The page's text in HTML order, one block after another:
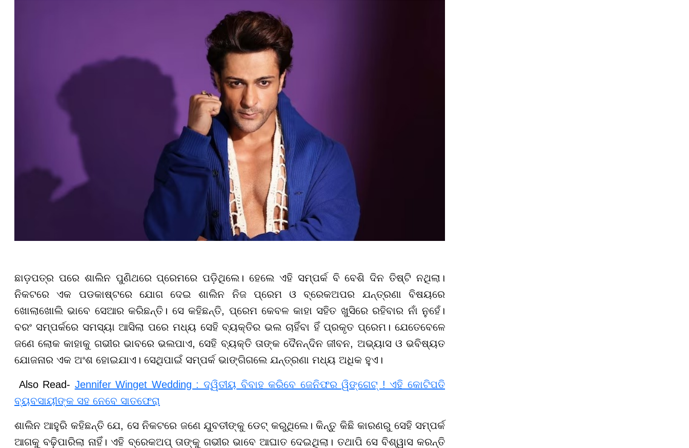
ଛାଡ଼ପତ୍ର ପରେ ଶାଲିନ ପୁଣିଥରେ ପ୍ରେମରେ ପଡ଼ିଥିଲେ। ହେଲେ ଏହି ସମ୍ପର୍କ ବି ବେଶି ଦିନ ତିଷ୍ଟି ନଥିଲା।
ନିକଟରେ ଏକ ପଡକାଷ୍ଟରେ ଯୋଗ ଦେଇ ଶାଲିନ ନିଜ ପ୍ରେମ ଓ ବ୍ରେକଅପର ଯନ୍ତ୍ରଣା ବିଷୟରେ
ଖୋଲାଖୋଲି ଭାବେ ସେଆର କରିଛନ୍ତି। ସେ କହିଛନ୍ତି, ପ୍ରେମ କେବଳ କାହା ସହିତ ଖୁସିରେ ରହିବାର ନାଁ ନୁହେଁ।
ବରଂ ସମ୍ପର୍କରେ ସମସ୍ୟା ଆସିଲା ପରେ ମଧ୍ୟ ସେହି ବ୍ୟକ୍ତିର ଭଲ ଚାହିଁବା ହିଁ ପ୍ରକୃତ ପ୍ରେମ। ଯେତେବେଳେ
ଜଣେ ଲୋକ କାହାକୁ ଗଭୀର ଭାବରେ ଭଲପାଏ, ସେହି ବ୍ୟକ୍ତି ତାଙ୍କ ଦୈନନ୍ଦିନ ଜୀବନ, ଅଭ୍ୟାସ ଓ ଭବିଷ୍ୟତ
ଯୋଜନାର ଏକ ଅଂଶ ହୋଇଯାଏ। ସେଥିପାଇଁ ସମ୍ପର୍କ ଭାଙ୍ଗିଗଲେ ଯନ୍ତ୍ରଣା ମଧ୍ୟ ଅଧିକ ହୁଏ।
Also Read- Jennifer Winget Wedding : ଦ୍ୱିତୀୟ ବିବାହ କରିବେ ଜେନିଫର ୱିଙ୍ଗେଟ୍ ! ଏହି କୋଟିପତି
ବ୍ୟବସାୟୀଙ୍କ ସହ ନେବେ ସାତଫେରା
ଶାଲିନ ଆହୁରି କହିଛନ୍ତି ଯେ, ସେ ନିକଟରେ ଜଣେ ଯୁବତୀଙ୍କୁ ଡେଟ୍ କରୁଥିଲେ। କିନ୍ତୁ କିଛି କାରଣରୁ ସେହି ସମ୍ପର୍କ
ଆଗକୁ ବଢ଼ିପାରିଲା ନାହିଁ। ଏହି ବ୍ରେକଅପ୍ ତାଙ୍କୁ ଗଭୀର ଭାବେ ଆଘାତ ଦେଇଥିଲା। ତଥାପି ସେ ବିଶ୍ୱାସ କରନ୍ତି